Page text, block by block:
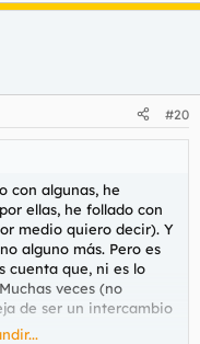
#20
con algunas, he
ellas, he follado con
medio quiero decir). Y
alguno más. Pero es
cuenta que, ni es lo
veces (no
de ser un intercambio